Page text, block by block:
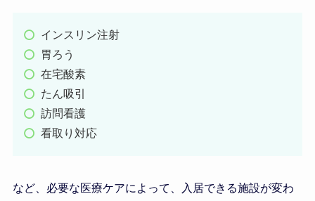
インスリン注射
胃ろう
在宅酸素
たん吸引
訪問看護
看取り対応
など、必要な医療ケアによって、入居できる施設が変わ